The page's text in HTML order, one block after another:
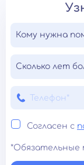
Кому нужна
Сколько лет
Согласен с
*Обязательные